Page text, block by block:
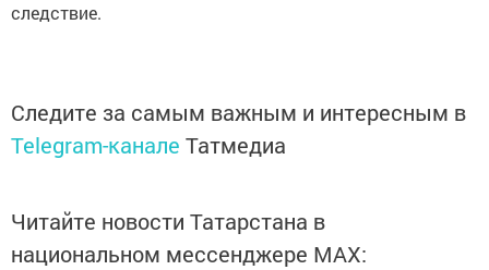
следствие.
Следите за самым важным и интересным в
Telegram-канале Татмедиа
Читайте новости Татарстана в
национальном мессенджере MАХ: